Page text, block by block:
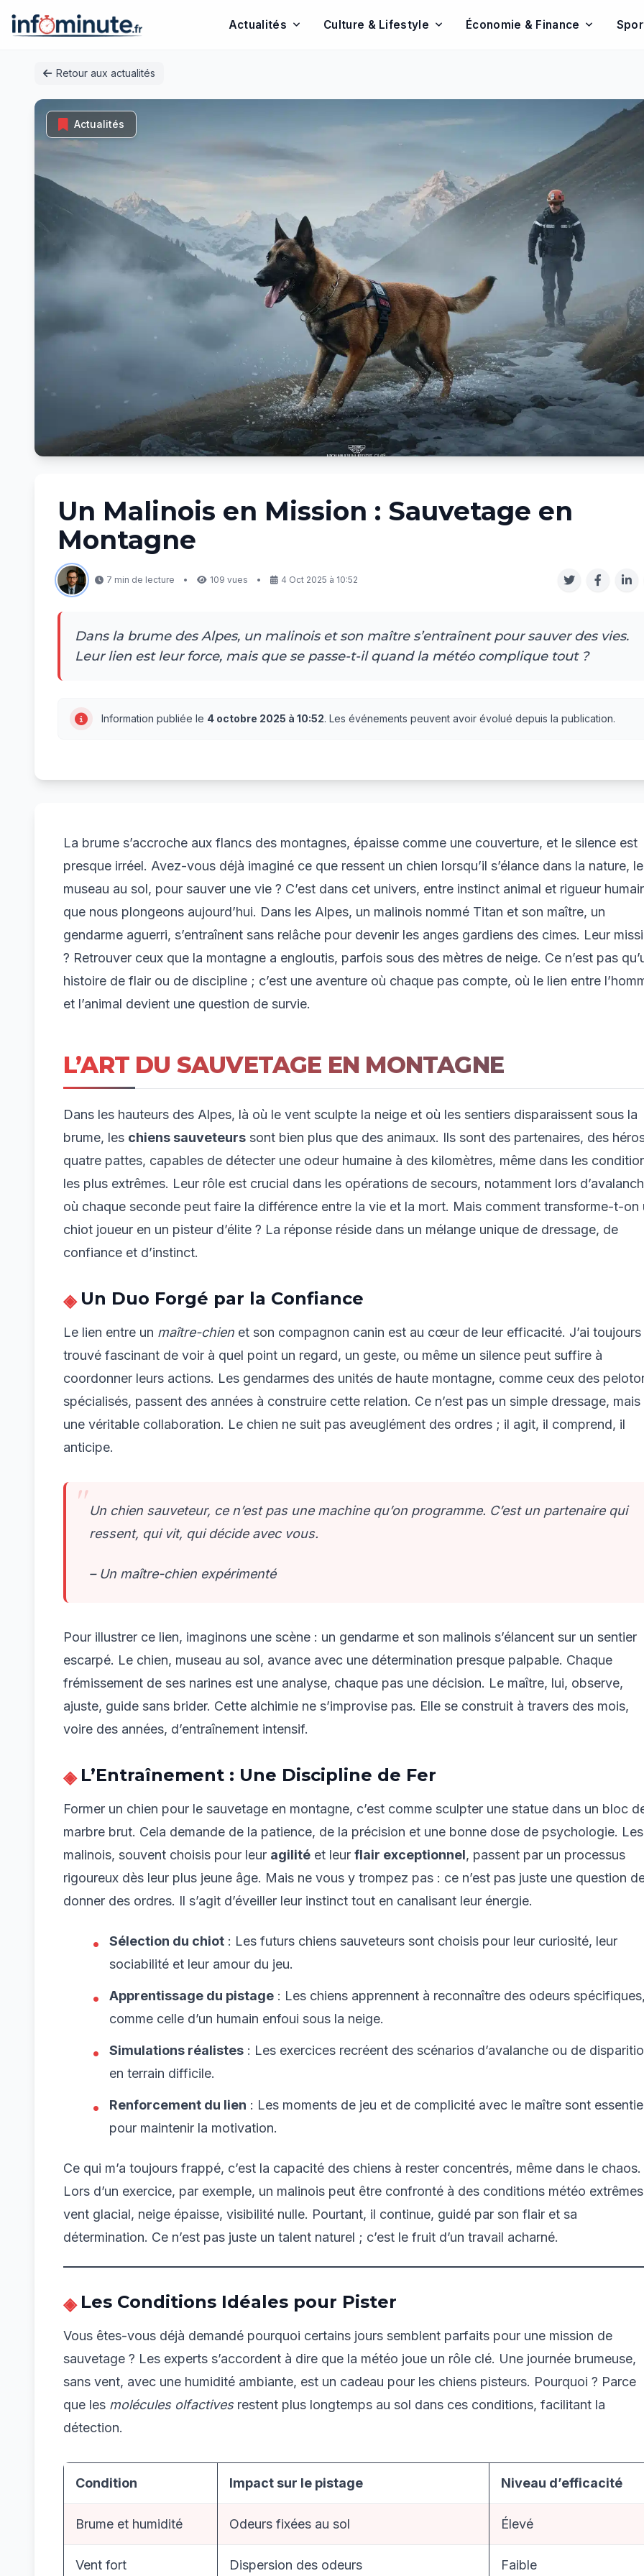
Actualités Culture & Lifestyle Économie & Finance
Retour aux actualités
Actualités
Un Malinois en Mission : Sauvetage en
Montagne
7 min de lecture • 109 vues • 4 Oct 2025 à 10:52
Dans la brume des Alpes, un malinois et son maître s’entraînent pour sauver des vies.
Leur lien est leur force, mais que se passe-t-il quand la météo complique tout ?
Information publiée le 4 octobre 2025 à 10:52. Les événements peuvent avoir évolué depuis la publication.
La brume s’accroche aux flancs des montagnes, épaisse comme une couverture, et le silence est
presque irréel. Avez-vous déjà imaginé ce que ressent un chien lorsqu’il s’élance dans la nature, le
museau au sol, pour sauver une vie ? C’est dans cet univers, entre instinct animal et rigueur
que nous plongeons aujourd’hui. Dans les Alpes, un malinois nommé Titan et son maître, un
gendarme aguerri, s’entraînent sans relâche pour devenir les anges gardiens des cimes. Leur
? Retrouver ceux que la montagne a engloutis, parfois sous des mètres de neige. Ce n’est pas
histoire de flair ou de discipline ; c’est une aventure où chaque pas compte, où le lien entre
et l’animal devient une question de survie.
L’ART DU SAUVETAGE EN MONTAGNE
Dans les hauteurs des Alpes, là où le vent sculpte la neige et où les sentiers disparaissent sous la
brume, les chiens sauveteurs sont bien plus que des animaux. Ils sont des partenaires, des
quatre pattes, capables de détecter une odeur humaine à des kilomètres, même dans les
les plus extrêmes. Leur rôle est crucial dans les opérations de secours, notamment lors
où chaque seconde peut faire la différence entre la vie et la mort. Mais comment transforme-t-on
chiot joueur en un pisteur d’élite ? La réponse réside dans un mélange unique de dressage, de
confiance et d’instinct.
Un Duo Forgé par la Confiance
Le lien entre un maître-chien et son compagnon canin est au cœur de leur efficacité. J’ai toujours
trouvé fascinant de voir à quel point un regard, un geste, ou même un silence peut suffire à
coordonner leurs actions. Les gendarmes des unités de haute montagne, comme ceux des
spécialisés, passent des années à construire cette relation. Ce n’est pas un simple dressage, mais
une véritable collaboration. Le chien ne suit pas aveuglément des ordres ; il agit, il comprend, il
anticipe.
Un chien sauveteur, ce n’est pas une machine qu’on programme. C’est un partenaire qui
ressent, qui vit, qui décide avec vous.
– Un maître-chien expérimenté
Pour illustrer ce lien, imaginons une scène : un gendarme et son malinois s’élancent sur un sentier
escarpé. Le chien, museau au sol, avance avec une détermination presque palpable. Chaque
frémissement de ses narines est une analyse, chaque pas une décision. Le maître, lui, observe,
ajuste, guide sans brider. Cette alchimie ne s’improvise pas. Elle se construit à travers des mois,
voire des années, d’entraînement intensif.
L’Entraînement : Une Discipline de Fer
Former un chien pour le sauvetage en montagne, c’est comme sculpter une statue dans un bloc
marbre brut. Cela demande de la patience, de la précision et une bonne dose de psychologie. Les
malinois, souvent choisis pour leur agilité et leur flair exceptionnel, passent par un processus
rigoureux dès leur plus jeune âge. Mais ne vous y trompez pas : ce n’est pas juste une question
donner des ordres. Il s’agit d’éveiller leur instinct tout en canalisant leur énergie.
Sélection du chiot : Les futurs chiens sauveteurs sont choisis pour leur curiosité, leur
sociabilité et leur amour du jeu.
Apprentissage du pistage : Les chiens apprennent à reconnaître des odeurs
comme celle d’un humain enfoui sous la neige.
Simulations réalistes : Les exercices recréent des scénarios d’avalanche ou de
en terrain difficile.
Renforcement du lien : Les moments de jeu et de complicité avec le maître sont
pour maintenir la motivation.
Ce qui m’a toujours frappé, c’est la capacité des chiens à rester concentrés, même dans le chaos.
Lors d’un exercice, par exemple, un malinois peut être confronté à des conditions météo
vent glacial, neige épaisse, visibilité nulle. Pourtant, il continue, guidé par son flair et sa
détermination. Ce n’est pas juste un talent naturel ; c’est le fruit d’un travail acharné.
Les Conditions Idéales pour Pister
Vous êtes-vous déjà demandé pourquoi certains jours semblent parfaits pour une mission de
sauvetage ? Les experts s’accordent à dire que la météo joue un rôle clé. Une journée brumeuse,
sans vent, avec une humidité ambiante, est un cadeau pour les chiens pisteurs. Pourquoi ? Parce
que les molécules olfactivesrestent plus longtemps au sol dans ces conditions, facilitant la
détection.
Condition Impact sur le pistage Niveau d’efficacité
Brume et humidité Odeurs fixées au sol Élevé
Vent fort Dispersion des odeurs Faible